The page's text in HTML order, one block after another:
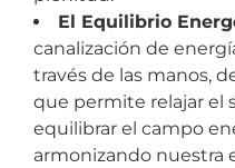
El Equilibrio
canalización de
través de las manos,
que permite relajar el
equilibrar el campo
armonizando nuestra